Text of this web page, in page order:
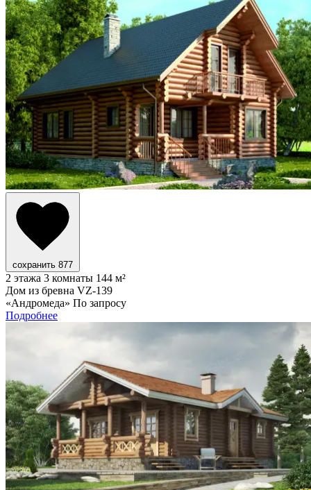
сохранить 877
2 этажа 3 комнаты 144 м²
Дом из бревна VZ-139
«Андромеда» По запросу
Подробнее